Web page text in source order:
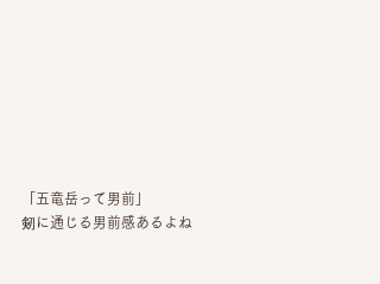
「五竜岳って男前」
剱に通じる男前感あるよね